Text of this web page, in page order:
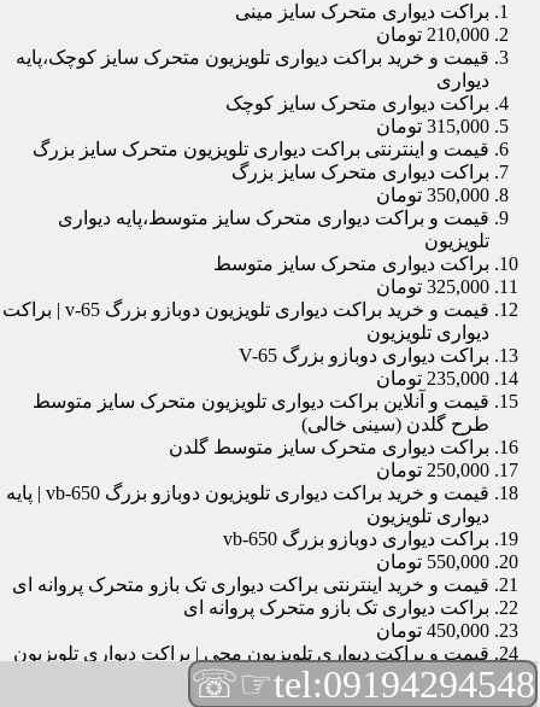
براکت دیواری متحرک سایز مینی
210,000 تومان
قیمت و خرید براکت دیواری تلویزیون متحرک سایز کوچک،پایه
دیواری
براکت دیواری متحرک سایز کوچک
315,000 تومان
قیمت و اینترنتی براکت دیواری تلویزیون متحرک سایز بزرگ
براکت دیواری متحرک سایز بزرگ
350,000 تومان
قیمت و براکت دیواری متحرک سایز متوسط،پایه دیواری
تلویزیون
براکت دیواری متحرک سایز متوسط
325,000 تومان
قیمت و خرید براکت دیواری تلویزیون دوبازو بزرگ v-65 | براکت
دیواری تلویزیون
براکت دیواری دوبازو بزرگ V-65
235,000 تومان
قیمت و آنلاین براکت دیواری تلویزیون متحرک سایز متوسط
طرح گلدن (سینی خالی)
براکت دیواری متحرک سایز متوسط گلدن
250,000 تومان
قیمت و خرید براکت دیواری تلویزیون دوبازو بزرگ vb-650 | پایه
دیواری تلویزیون
براکت دیواری دوبازو بزرگ vb-650
550,000 تومان
قیمت و خرید اینترنتی براکت دیواری تک بازو متحرک پروانه ای
براکت دیواری تک بازو متحرک پروانه ای
450,000 تومان
قیمت و براکت دیواری تلویزیون مچی | براکت دیواری تلویزیون
براکت دیواری مچی
165,000 تومان
tel:09194294548
☞☏